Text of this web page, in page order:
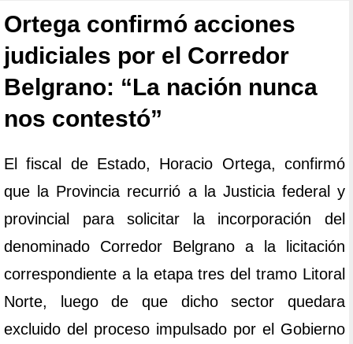
Ortega confirmó acciones
judiciales por el Corredor
Belgrano: “La nación nunca
nos contestó”
El fiscal de Estado, Horacio Ortega, confirmó
que la Provincia recurrió a la Justicia federal y
provincial para solicitar la incorporación del
denominado Corredor Belgrano a la licitación
correspondiente a la etapa tres del tramo Litoral
Norte, luego de que dicho sector quedara
excluido del proceso impulsado por el Gobierno